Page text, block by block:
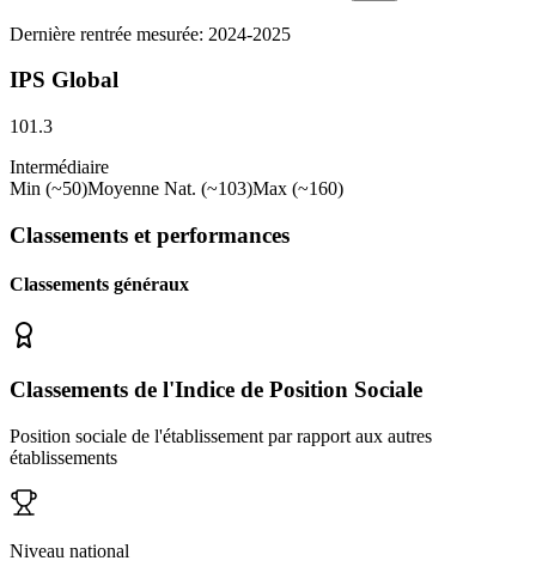
Dernière rentrée mesurée: 2024-2025
IPS Global
101.3
Intermédiaire
Min (~50)Moyenne Nat. (~103)Max (~160)
Classements et performances
Classements généraux
Classements de l'Indice de Position Sociale
Position sociale de l'établissement par rapport aux autres
établissements
Niveau national